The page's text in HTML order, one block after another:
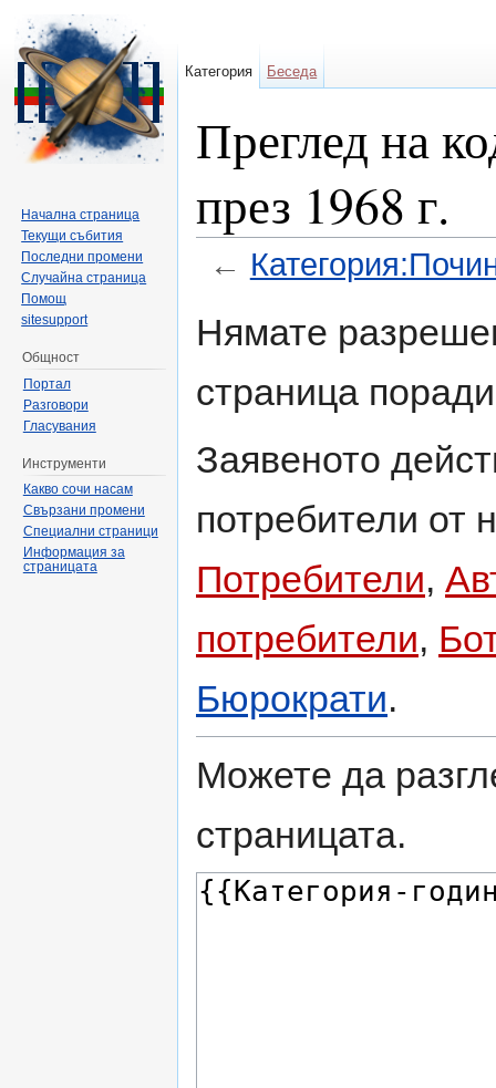
Преглед на
през 1968 г.
←
Нямате
страница
Заявеното
потребители от
Потребители,
потребители,
Бюрократи.
Можете да
страницата.
Категория Беседа
Начална страница
Текущи събития
Последни промени
Случайна страница
Помощ
sitesupport
Общност
Портал
Разговори
Гласувания
Инструменти
Какво сочи насам
Свързани промени
Специални страници
Информация за
страницата